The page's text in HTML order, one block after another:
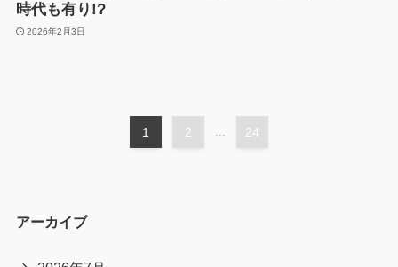
時代も有り!?
2026年2月3日
1 2 ... 24
アーカイブ